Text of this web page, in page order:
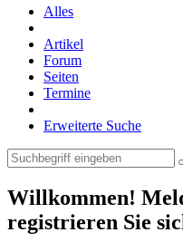
Alles
Artikel
Forum
Seiten
Termine
Erweiterte Suche
Willkommen!
registrieren Sie